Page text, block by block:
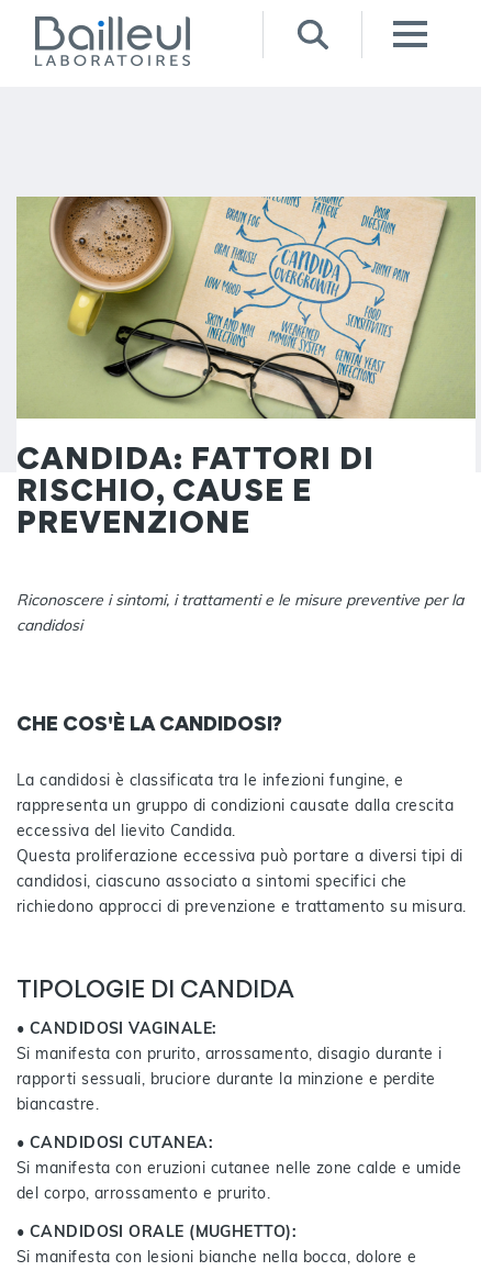
CANDIDA: FATTORI DI
RISCHIO, CAUSE E
PREVENZIONE
Riconoscere i sintomi, i trattamenti e le misure preventive per la
candidosi
CHE COS'È LA CANDIDOSI?
La candidosi è classificata tra le infezioni fungine, e
rappresenta un gruppo di condizioni causate dalla crescita
eccessiva del lievito Candida.
Questa proliferazione eccessiva può portare a diversi tipi di
candidosi, ciascuno associato a sintomi specifici che
richiedono approcci di prevenzione e trattamento su misura.
TIPOLOGIE DI CANDIDA
• CANDIDOSI VAGINALE:
Si manifesta con prurito, arrossamento, disagio durante i
rapporti sessuali, bruciore durante la minzione e perdite
biancastre.
• CANDIDOSI CUTANEA:
Si manifesta con eruzioni cutanee nelle zone calde e umide
del corpo, arrossamento e prurito.
• CANDIDOSI ORALE (MUGHETTO):
Si manifesta con lesioni bianche nella bocca, dolore e